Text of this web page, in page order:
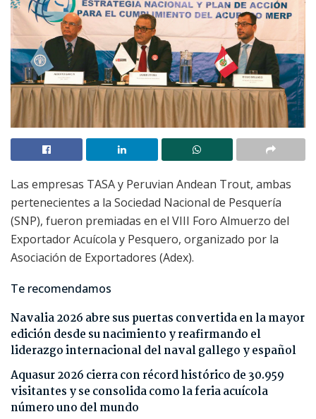
Las empresas TASA y Peruvian Andean Trout, ambas
pertenecientes a la Sociedad Nacional de Pesquería
(SNP), fueron premiadas en el VIII Foro Almuerzo del
Exportador Acuícola y Pesquero, organizado por la
Asociación de Exportadores (Adex).
Te recomendamos
Navalia 2026 abre sus puertas convertida en la mayor
edición desde su nacimiento y reafirmando el
liderazgo internacional del naval gallego y español
Aquasur 2026 cierra con récord histórico de 30.959
visitantes y se consolida como la feria acuícola
número uno del mundo